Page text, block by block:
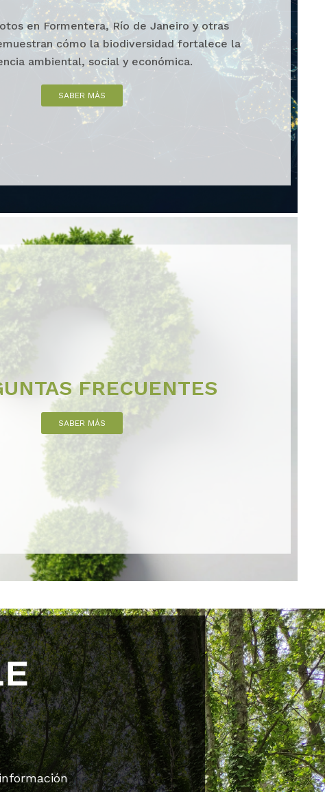
en Formentera, Río de Janeiro y otras
cómo la biodiversidad fortalece la
ambiental, social y económica.
SABER MÁS
FRECUENTES
SABER MÁS